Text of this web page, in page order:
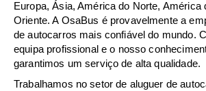
Europa, Ásia, América do Norte, América
Oriente. A OsaBus é provavelmente a
de autocarros mais confiável do mundo.
equipa profissional e o nosso
garantimos um serviço de alta qualidade.
Trabalhamos no setor de aluguer de